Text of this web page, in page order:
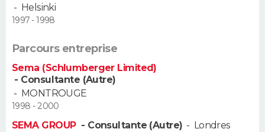
COPAINS D'AVANT
AVIS DE DÉCÈS
FORUM
Bricolage
Lifestyle
Culture
Sport
Auto
Television
Voyage
Cinema
- Helsinki
1997 - 1998
Parcours entreprise
Sema (Schlumberger Limited)
- Consultante (Autre)
- MONTROUGE
1998 - 2000
SEMA GROUP - Consultante (Autre) - Londres